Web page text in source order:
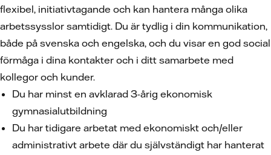
flexibel, initiativtagande och kan hantera många olika
arbetssysslor samtidigt. Du är tydlig i din kommunikation,
både på svenska och engelska, och du visar en god social
förmåga i dina kontakter och i ditt samarbete med
kollegor och kunder.
Du har minst en avklarad 3-årig ekonomisk
gymnasialutbildning
Du har tidigare arbetat med ekonomiskt och/eller
administrativt arbete där du självständigt har hanterat